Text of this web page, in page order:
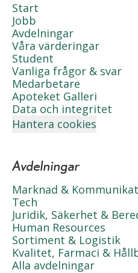
Start
Jobb
Avdelningar
Våra värderingar
Student
Vanliga frågor & svar
Medarbetare
Apoteket Galleri
Data och integritet
Hantera cookies
Avdelningar
Marknad &
Tech
Juridik, Säkerhet &
Human Resources
Sortiment & Logistik
Kvalitet, Farmaci &
Alla avdelningar